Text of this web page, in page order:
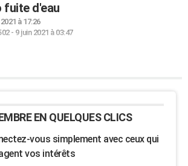
fuite d'eau
à 17:26
- 9 juin 2021 à 03:47
EN QUELQUES CLICS
vous simplement avec ceux qui
vos intérêts